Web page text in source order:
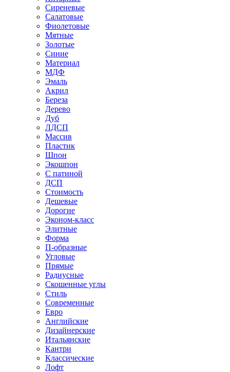
Сиреневые
Салатовые
Фиолетовые
Мятные
Золотые
Синие
Материал
МДФ
Эмаль
Акрил
Береза
Дерево
Дуб
ЛДСП
Массив
Пластик
Шпон
Экошпон
С патиной
ДСП
Стоимость
Дешевые
Дорогие
Эконом-класс
Элитные
Форма
П-образные
Угловые
Прямые
Радиусные
Скошенные углы
Стиль
Современные
Евро
Английские
Дизайнерские
Итальянские
Кантри
Классические
Лофт